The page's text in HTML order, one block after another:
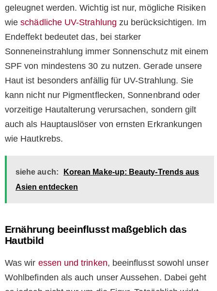
geleugnet werden. Wichtig ist nur, mögliche Risiken
wieschädliche UV-Strahlung zu berücksichtigen. Im
Endeffekt bedeutet das, bei starker
Sonneneinstrahlung immer Sonnenschutz mit einem
SPF von mindestens 30 zu nutzen. Gerade unsere
Haut ist besonders anfällig für UV-Strahlung. Sie
kann nicht nur Pigmentflecken, Sonnenbrand oder
vorzeitige Hautalterung verursachen, sondern gilt
auch als Hauptauslöser von ernsten Erkrankungen
wie Hautkrebs.
siehe auch:
Korean Make-up: Beauty-Trends aus
Asien entdecken
Ernährung beeinflusst maßgeblich das
Hautbild
Was wir essen und trinken, beeinflusst sowohl unser
Wohlbefinden als auch unser Aussehen. Dabei geht